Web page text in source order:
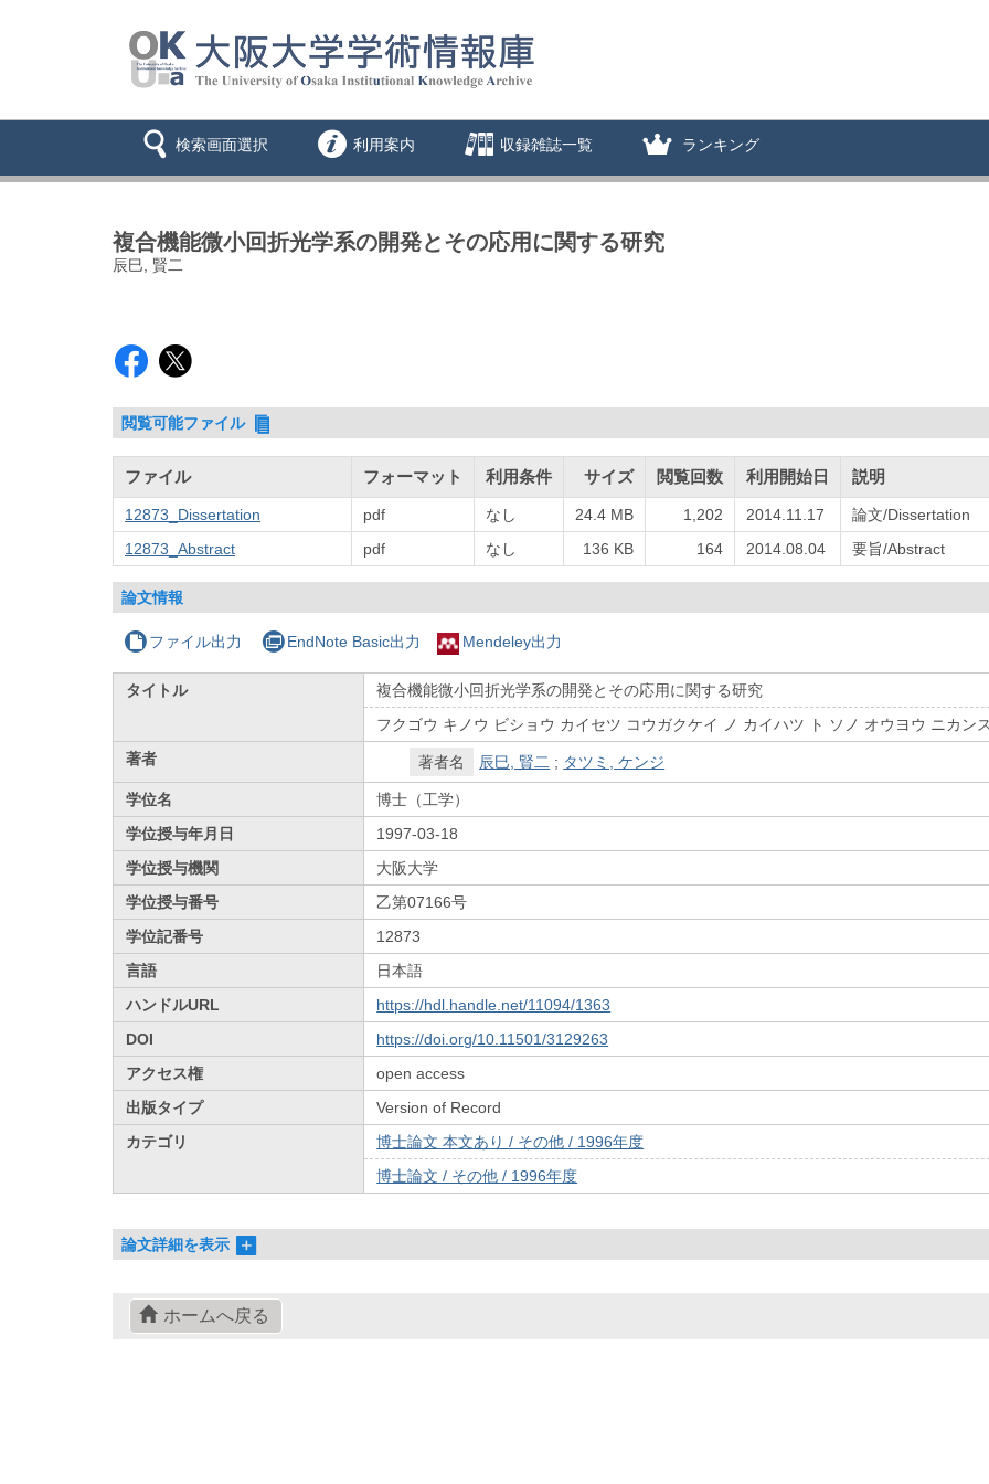
検索画面選択 利用案内 収録雑誌一覧 ランキング
複合機能微小回折光学系の開発とその応用に関する研究
辰巳, 賢二
閲覧可能ファイル
ファイル フォーマット 利用条件 サイズ 閲覧回数 利用開始日 説明
12873_Dissertation pdf なし 24.4 MB 1,202 2014.11.17
論文/Dissertation
12873_Abstract
pdf なし 136 KB 164 2014.08.04 要旨/Abstract
論文情報
ファイル出力 EndNote Basic出力 Mendeley出力
タイトル
複合機能微小回折光学系の開発とその応用に関する研究
フクゴウ キノウ ビショウ カイセツ コウガクケイ ノ カイハツ ト ソノ オウヨウ ニカン
著者
著者名 辰巳, 賢二 ; タツミ, ケンジ
学位名
博士（工学）
学位授与年月日
1997-03-18
学位授与機関
大阪大学
学位授与番号
乙第07166号
学位記番号
12873
言語
日本語
ハンドルURL
https://hdl.handle.net/11094/1363
DOI
https://doi.org/10.11501/3129263
アクセス権
open access
出版タイプ
Version of Record
カテゴリ
博士論文 本文あり / その他 / 1996年度
博士論文 / その他 / 1996年度
論文詳細を表示
ホームへ戻る